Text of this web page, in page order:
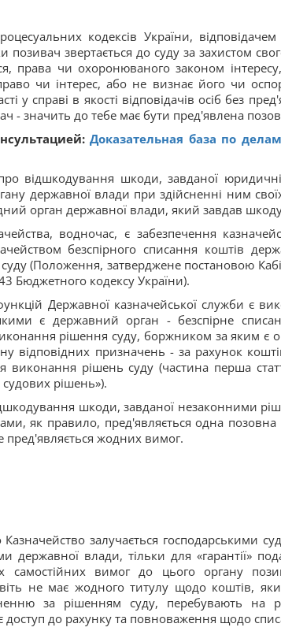
кодексів України,
позивач звертається до суду за захистом
права чи охоронюваного законом
чи інтерес, або не визнає його чи
у справі в якості відповідачів осіб без
- значить до тебе має бути пред'явлена
Доказательная база по
відшкодування шкоди, завданої
державної влади при здійсненні ним
орган державної влади, який завдав
водночас, є забезпечення
безспірного списання коштів
суду (Положення, затверджене постановою
Бюджетного кодексу України).
Державної казначейської служби є
є державний орган - безспірне
рішення суду, боржником за яким є
відповідних призначень - за рахунок
виконання рішень суду (частина перша
рішень»).
шкоди, завданої незаконними
як правило, пред'являється одна
пред'являється жодних вимог.
Казначейство залучається господарськими
державної влади, тільки для «гарантії»
самостійних вимог до цього органу
не має жодного титулу щодо коштів,
за рішенням суду, перебувають на
доступ до рахунку та повноваження щодо